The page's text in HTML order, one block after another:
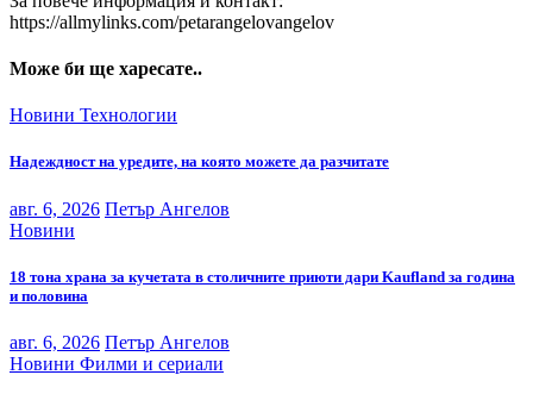
https://allmylinks.com/petarangelovangelov
Може би ще харесате..
Новини Технологии
Надеждност на уредите, на която можете да разчитате
авг. 6, 2026 Петър Ангелов
Новини
18 тона храна за кучетата в столичните приюти дари Kaufland за година
и половина
авг. 6, 2026 Петър Ангелов
Новини Филми и сериали